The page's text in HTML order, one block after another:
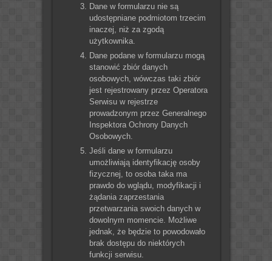
Dane w formularzu nie są
udostępniane podmiotom trzecim
inaczej, niż za zgodą
użytkownika.
Dane podane w formularzu mogą
stanowić zbiór danych
osobowych, wówczas taki zbiór
jest rejestrowany przez Operatora
Serwisu w rejestrze
prowadzonym przez Generalnego
Inspektora Ochrony Danych
Osobowych.
Jeśli dane w formularzu
umożliwiają identyfikację osoby
fizycznej, to osoba taka ma
prawdo do wglądu, modyfikacji i
żądania zaprzestania
przetwarzania swoich danych w
dowolnym momencie. Możliwe
jednak, że będzie to powodowało
brak dostępu do niektórych
funkcji serwisu.